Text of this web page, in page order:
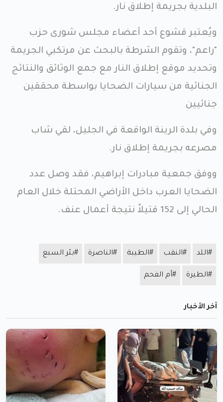
البلدية بجريمة إطلاق نار.
ويُعتبر قشوع أحد أعضاء مجلس شورى حزب
"راعم"، وتقوم الشرطة بالبحث عن مرتكبي الجريمة
وتحديد موقع إطلاق النار مع جمع الوثائق والنتائج
الجنائية من سيارات الضحايا بواسطة محققين
جنائيين
وفي بلدة الرينة الواقعة في الجليل، لقي شاب
مصرعه بجريمة إطلاق نار.
ووفق جمعية مبادرات إبراهيم، فقد وصل عدد
الضحايا العرب داخل الأراضي المحتلة خلال العام
الحالي إلى 152 قتيلاً نتيجة أعمال عنف.
#اللد #النقب #الطيبة #الناصرة #بئر السبع
#الطيرة #أم الفحم
آخر الأخبار